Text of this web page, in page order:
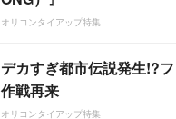
オリコンタイアップ特集
デカすぎ都市伝説発生!?
作戦再来
オリコンタイアップ特集